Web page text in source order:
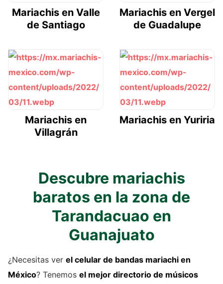
Mariachis en Valle
de Santiago
Mariachis en Vergel
de Guadalupe
Mariachis en
Villagrán
Mariachis en Yuriria
Descubre mariachis
baratos en la zona de
Tarandacuao en
Guanajuato
¿Necesitas ver el celular de bandas mariachi en
México? Tenemos el mejor directorio de músicos